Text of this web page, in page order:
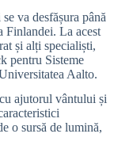
va desfășura până
Finlandei. La acest
și alți specialiști,
pentru Sisteme
Aalto.
ajutorul vântului și
o sursă de lumină,